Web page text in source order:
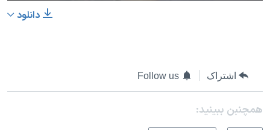
دانلود
اشتراک Follow us
همچنبن ببینید: